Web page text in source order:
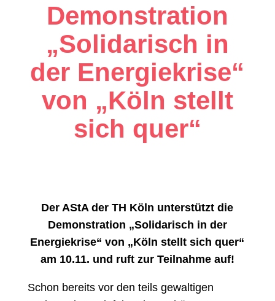
Demonstration
„Solidarisch in
der Energiekrise“
von „Köln stellt
sich quer“
Der AStA der TH Köln unterstützt die
Demonstration „Solidarisch in der
Energiekrise“ von „Köln stellt sich quer“
am 10.11. und ruft zur Teilnahme auf!
Schon bereits vor den teils gewaltigen